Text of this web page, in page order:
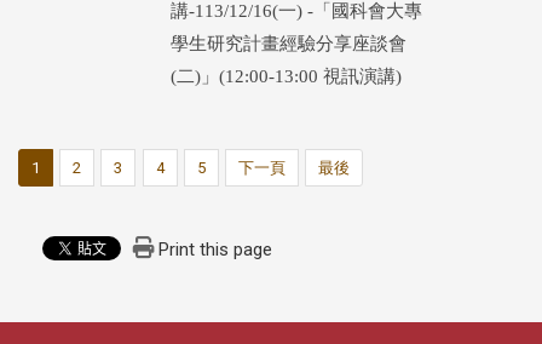
講-113/12/16(一) -「國科會大專
學生研究計畫經驗分享座談會
(二)」(12:00-13:00 視訊演講)
1 2 3 4 5 下一頁 最後
Print this page